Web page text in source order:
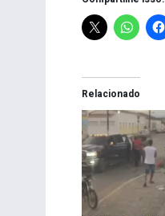
Relacionado